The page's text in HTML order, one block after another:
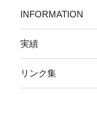
INFORMATION
実績
リンク集